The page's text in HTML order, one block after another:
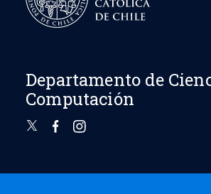
Departamento de
Computación